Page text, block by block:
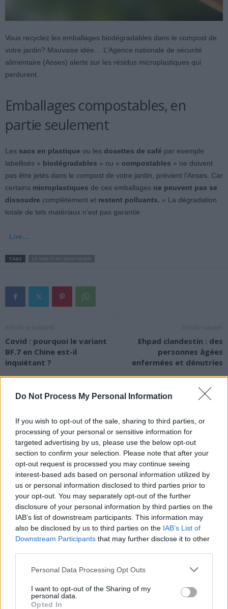
Do Not Process My Personal Information
If you wish to opt-out of the sale, sharing to third parties, or
processing of your personal or sensitive information for
targeted advertising by us, please use the below opt-out
section to confirm your selection. Please note that after your
opt-out request is processed you may continue seeing
interest-based ads based on personal information utilized by
us or personal information disclosed to third parties prior to
your opt-out. You may separately opt-out of the further
disclosure of your personal information by third parties on the
IAB’s list of downstream participants. This information may
also be disclosed by us to third parties on the IAB’s List of
Downstream Participants that may further disclose it to other
Personal Data Processing Opt Outs
I want to opt-out of the Sharing of my
personal data.
Opted In
Vous recyclez les emballages biodégradables dans le compost de
votre jardin? Mauvaise idée… L’Agence nationale de sécurité
alimentaire (Anses) alerte sur les résidus microplastiques qui
perdurent.
Emballages compostables, en
partie seulement
Les sacs en plastique ou les dosettes de café par exemple
labellisés « biodégradables » ou « compostables » ne doivent
pas être jetés dans le compost de votre jardin, prévient l’Anses. Car
certains microplastiques de ces emballages ne peuvent pas se
dissoudre complètement et restent polluants. « La dégradation
totale de tels matériaux n’est pas garantie
Lire…
TAGS
Covid : pourquoi le variant
BF.7 en Chine est-il
inquiétant ?
Ehpad clandestin : des
personnes âgées
enfermées et dénutries
News Santé
https://news-sante.fr
ARTICLES CONNEXES PLUS DE L'AUTEUR
cardiologues pour
lunettes de sécurité
combattre le cancer